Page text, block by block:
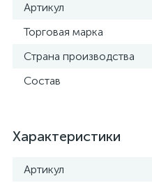
Артикул
Торговая марка
Страна производства
Состав
Характеристики
Артикул